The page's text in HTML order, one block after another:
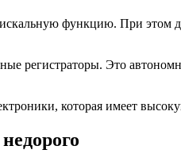
функцию. При этом
регистраторы. Это
которая имеет